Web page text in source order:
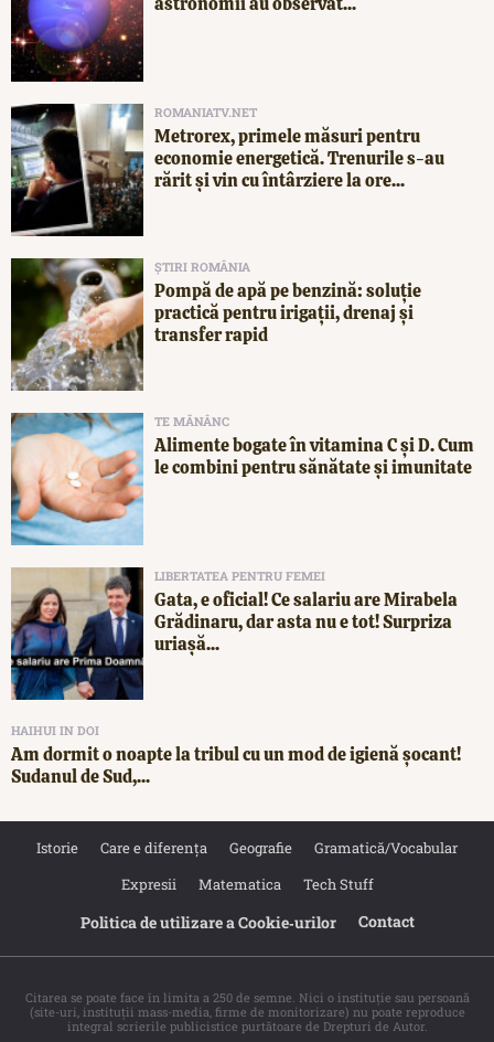
ROMANIATV.NET
Metrorex, primele măsuri pentru
economie energetică. Trenurile s-au
rărit și vin cu întârziere la ore...
ȘTIRI ROMÂNIA
Pompă de apă pe benzină: soluție
practică pentru irigații, drenaj și
transfer rapid
TE MĂNÂNC
Alimente bogate în vitamina C și D. Cum
le combini pentru sănătate și imunitate
LIBERTATEA PENTRU FEMEI
Gata, e oficial! Ce salariu are Mirabela
Grădinaru, dar asta nu e tot! Surpriza
uriașă...
HAIHUI IN DOI
Am dormit o noapte la tribul cu un mod de igienă șocant!
Sudanul de Sud,...
Istorie Care e diferența Geografie
Gramatică/Vocabular
Expresii
Matematica Tech Stuff
Politica de utilizare a Cookie‐urilor Contact
Citarea se poate face în limita a 250 de semne. Nici o instituţie sau persoană
(site-uri, instituţii mass-media, firme de monitorizare) nu poate reproduce
integral scrierile publicistice purtătoare de Drepturi de Autor.